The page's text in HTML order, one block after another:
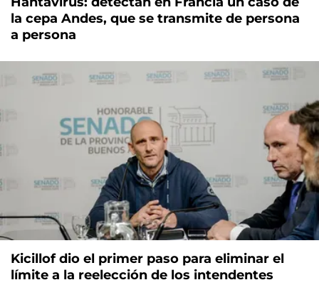
la cepa Andes, que se transmite de persona
a persona
Kicillof dio el primer paso para eliminar el
límite a la reelección de los intendentes